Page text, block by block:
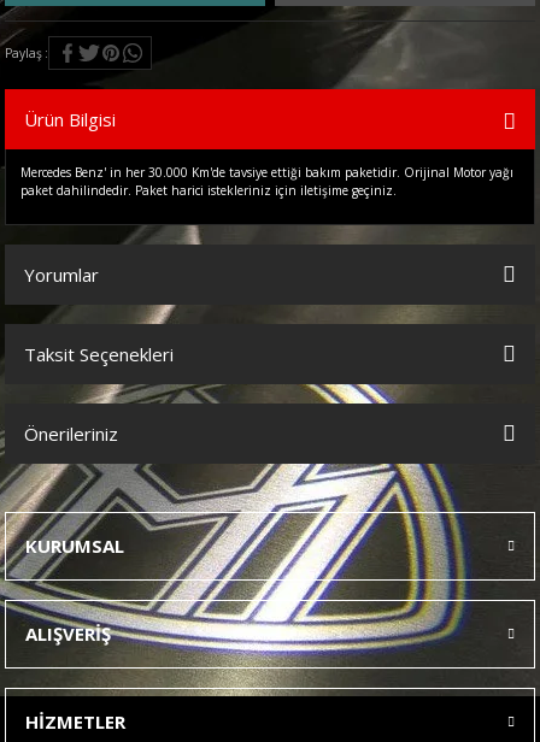
Paylaş
Ürün Bilgisi
Mercedes Benz' in her 30.000 Km'de tavsiye ettiği bakım paketidir. Orijinal Motor yağı
paket dahilindedir. Paket harici istekleriniz için iletişime geçiniz.
Yorumlar
Bu ürüne ilk yorumu siz yapın!
Taksit Seçenekleri
Önerileriniz
Bu ürünün fiyat bilgisi, resim, ürün açıklamalarında ve diğer
konularda yetersiz gördüğünüz noktaları öneri formunu kullanarak
tarafımıza iletebilirsiniz.
Görüş ve önerileriniz için teşekkür ederiz.
Ürün resmi kalitesiz, bozuk veya görüntülenemiyor.
Ürün açıklamasında eksik bilgiler bulunuyor.
Ürün bilgilerinde hatalar bulunuyor.
Ürün fiyatı diğer sitelerden daha pahalı.
KURUMSAL
ALIŞVERİŞ
HİZMETLER